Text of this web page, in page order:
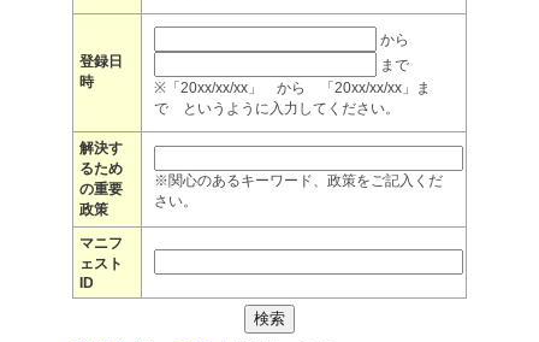
登録日
時
から
まで
※「20xx/xx/xx」 から 「20xx/xx/xx」ま
で というように入力してください。
解決す
るため
の重要
政策
※関心のあるキーワード、政策をご記入くだ
さい。
マニフ
ェスト
ID